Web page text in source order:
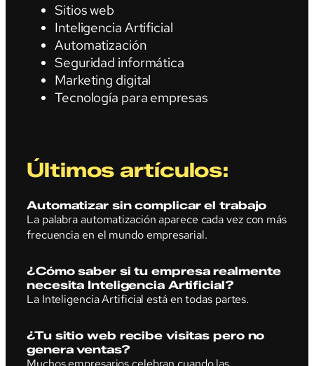
Sitios web
Inteligencia Artificial
Automatización
Seguridad informática
Marketing digital
Tecnología para empresas
Últimos artículos:
Automatizar sin complicar el trabajo
La palabra automatización aparece cada vez con más
frecuencia en el mundo empresarial.
¿Cómo saber si tu empresa realmente
necesita Inteligencia Artificial?
La Inteligencia Artificial está en todas partes.
¿Tu sitio web recibe visitas pero no
genera ventas?